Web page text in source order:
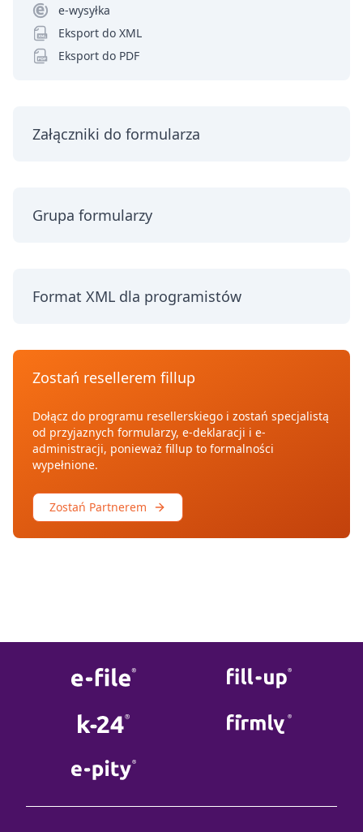
e-wysyłka
Eksport do XML
Eksport do PDF
Załączniki do formularza
Grupa formularzy
Format XML dla programistów
Zostań resellerem fillup
Dołącz do programu resellerskiego i zostań specjalistą
od przyjaznych formularzy, e-deklaracji i e-
administracji, ponieważ fillup to formalności
wypełnione.
Zostań Partnerem